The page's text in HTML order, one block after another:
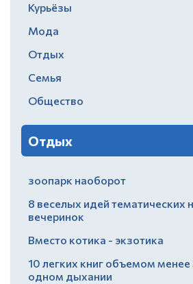
Курьёзы
Мода
Отдых
Семья
Общество
Отдых
зоопарк наоборот
8 веселых идей тематических
вечеринок
Вместо котика - экзотика
10 легких книг объемом менее
одном дыхании